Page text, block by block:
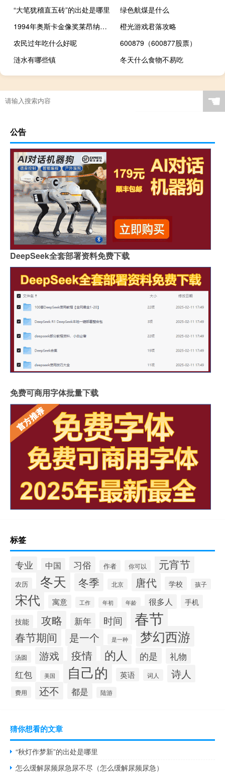
“大笔犹稽直五砖”的出处是哪里
绿色航煤是什么
1994年奥斯卡金像奖莱昂纳多（莱昂纳多迪卡普里奥-第88届奥斯卡金像奖最佳男主角介绍）
橙光游戏君落攻略
农民过年吃什么好呢
600879（600877股票）
涟水有哪些镇
冬天什么食物不易吃
☚
公告
DeepSeek全套部署资料免费下载
免费可商用字体批量下载
标签
专业 中国 习俗 作者 你可以 元宵节
农历 冬天 冬季 北京 唐代 学校 孩子
宋代 寓意 工作 年初 年龄 很多人 手机
技能 攻略 新年 时间 春节
春节期间 是一个 是一种 梦幻西游
汤圆 游戏 疫情 的人 的是
礼物
红包
美国 自己的 英语 词人 诗人
费用 还不 都是 陆游
猜你想看的文章
“秋灯作梦新”的出处是哪里
怎么缓解尿频尿急尿不尽（怎么缓解尿频尿急）